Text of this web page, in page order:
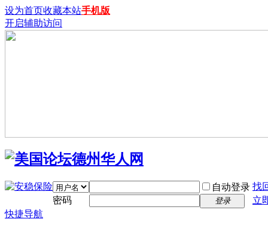
设为首页收藏本站手机版
开启辅助访问
自动登录 找
密码
登录
立
快捷导航